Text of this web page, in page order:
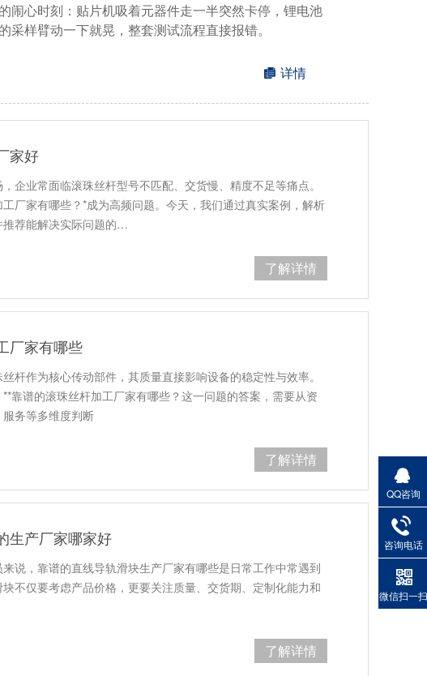
闹心时刻：贴片机吸着元器件走一半突然卡停，锂电池
样臂动一下就晃，整套测试流程直接报错。
详情
家好
企业常面临滚珠丝杆型号不匹配、交货慢、精度不足等痛点。
厂家有哪些？*成为高频问题。今天，我们通过真实案例，解析
荐能解决实际问题的…
了解详情
厂家有哪些
杆作为核心传动部件，其质量直接影响设备的稳定性与效率。
靠谱的滚珠丝杆加工厂家有哪些？这一问题的答案，需要从资
务等多维度判断
了解详情
生产厂家哪家好
说，靠谱的直线导轨滑块生产厂家有哪些是日常工作中常遇到
不仅要考虑产品价格，更要关注质量、交货期、定制化能力和
了解详情
QQ咨询
咨询电话
微信扫一扫